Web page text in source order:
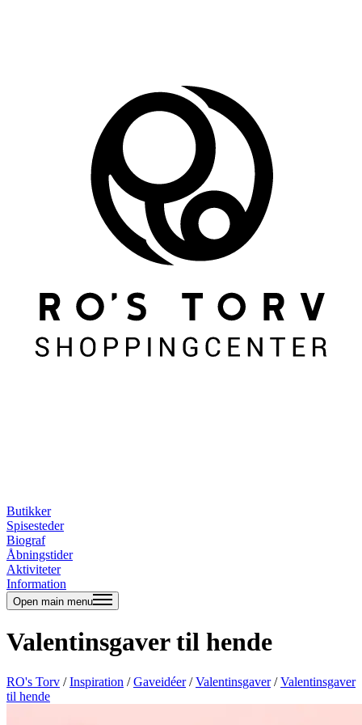
Butikker
Spisesteder
Biograf
Åbningstider
Aktiviteter
Information
Open main menu
Valentinsgaver til hende
RO's Torv /Inspiration /Gaveidéer/Valentinsgaver/Valentinsgaver
til hende